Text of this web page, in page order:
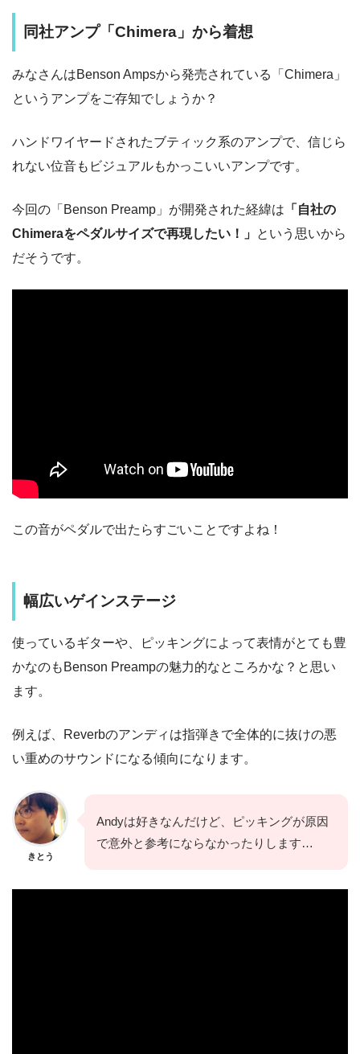
同社アンプ「Chimera」から着想
みなさんはBenson Ampsから発売されている「Chimera」
というアンプをご存知でしょうか？
ハンドワイヤードされたブティック系のアンプで、信じら
れない位音もビジュアルもかっこいいアンプです。
今回の「Benson Preamp」が開発された経緯は 「自社の
Chimeraをペダルサイズで再現したい！」 という思いから
だそうです。
この音がペダルで出たらすごいことですよね！
幅広いゲインステージ
使っているギターや、ピッキングによって表情がとても豊
かなのもBenson Preampの魅力的なところかな？と思い
ます。
例えば、Reverbのアンディは指弾きで全体的に抜けの悪
い重めのサウンドになる傾向になります。
きとう
Andyは好きなんだけど、ピッキングが原因
で意外と参考にならなかったりします…